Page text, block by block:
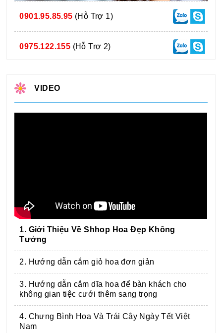
0901.95.85.95 (Hỗ Trợ 1)
0975.122.155 (Hỗ Trợ 2)
VIDEO
1. Giới Thiệu Về Shhop Hoa Đẹp Không
Tưởng
2. Hướng dẫn cắm giỏ hoa đơn giản
3. Hướng dẫn cắm dĩa hoa để bàn khách cho
không gian tiệc cưới thêm sang trọng
4. Chưng Bình Hoa Và Trái Cây Ngày Tết Việt
Nam